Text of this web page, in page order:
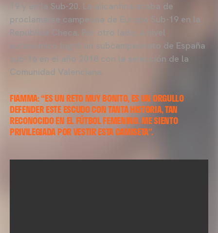
19 y en la Sub-20. La alicantina acaba de
proclamarse campeona de Europa Sub-19 en la
República Checa. Por otro lado, a nivel
autonómico logró un subcampeonato de España
sub-16 en el año 2018 con la selección de la
Comunidad Valenciana.
FIAMMA: “ES UN RETO MUY BONITO, ES UN ORGULLO
DEFENDER ESTE ESCUDO CON TANTA HISTORIA, TAN
RECONOCIDO EN EL FÚTBOL FEMENINO. ME SIENTO
PRIVILEGIADA POR VESTIR ESTA CAMISETA”.